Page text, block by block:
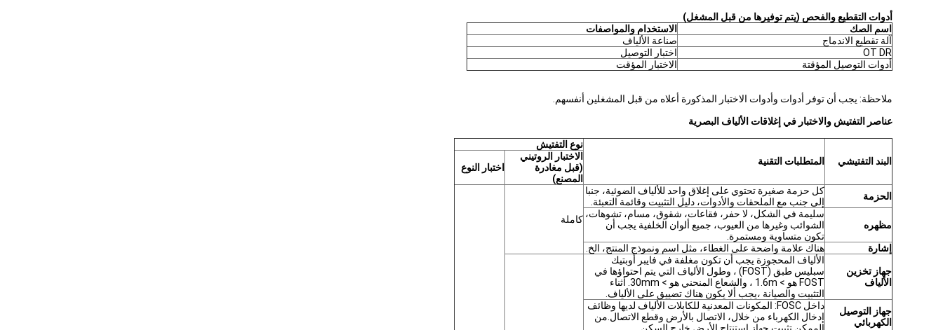
أدوات التقطيع والفحص (يتم توفيرها من قبل المشغل)
اسم الصك
الاستخدام والمواصفات
آلة تقطيع الاندماج
صناعة الألياف
OT DR
اختبار التوصيل
أدوات التوصيل المؤقتة
الاختبار المؤقت
ملاحظة: يجب أن توفر أدوات وأدوات الاختبار المذكورة أعلاه من قبل المشغلين أنفسهم.
عناصر التفتيش والاختبار في إغلاقات الألياف البصرية
البند التفتيشي المتطلبات التقنية
نوع التفتيش
الاختبار الروتيني
(قبل مغادرة
المصنع)
اختبار النوع
الحزمة
كل حزمة صغيرة تحتوي على إغلاق واحد للألياف الضوئية، جنبا
إلى جنب مع الملحقات والأدوات، دليل التثبيت وقائمة التعبئة.
كاملة
مظهره
سليمة في الشكل، لا حفر، فقاعات، شقوق، مسام، تشوهات،
الشوائب وغيرها من العيوب، جميع ألوان الخلفية يجب أن
تكون متساوية ومستمرة.
إشارة
هناك علامة واضحة على الغطاء، مثل اسم ونموذج المنتج، الخ.
جهاز تخزين
الألياف
الألياف المحجوزة يجب أن تكون مغلفة في فايبر أوبتيك
سبليس طبق (FOST) ، وطول الألياف التي يتم احتواؤها في
FOST هو > 1.6m ، والشعاع المنحني هو > 30mm. أثناء
التثبيت والصيانة ،يجب ألا يكون هناك تضييق على الألياف.
جهاز التوصيل
الكهربائي
داخل FOSC: المكونات المعدنية للكابلات الألياف لديها وظائف
إدخال الكهرباء من خلال، الاتصال بالأرض وقطع الاتصال.من